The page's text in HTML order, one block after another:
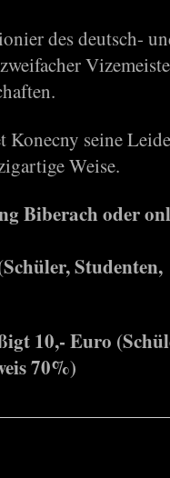
des deutsch-
seine
Weise.
Biberach oder
Studenten,
10,- Euro
70%)